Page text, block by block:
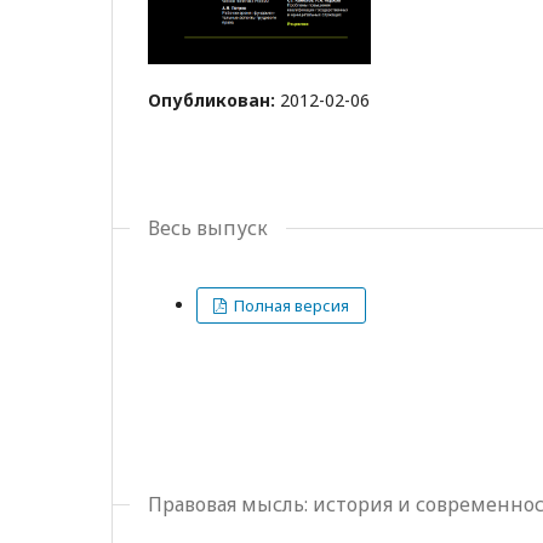
Опубликован: 2012-02-06
Весь выпуск
Полная версия
Правовая мысль: история и